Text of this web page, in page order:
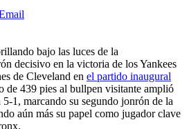
bajo las luces de la
decisivo en la victoria de los Yankees
de Cleveland en el partido inaugural
de 439 pies al bullpen visitante amplió
5-1, marcando su segundo jonrón de la
aún más su papel como jugador clave